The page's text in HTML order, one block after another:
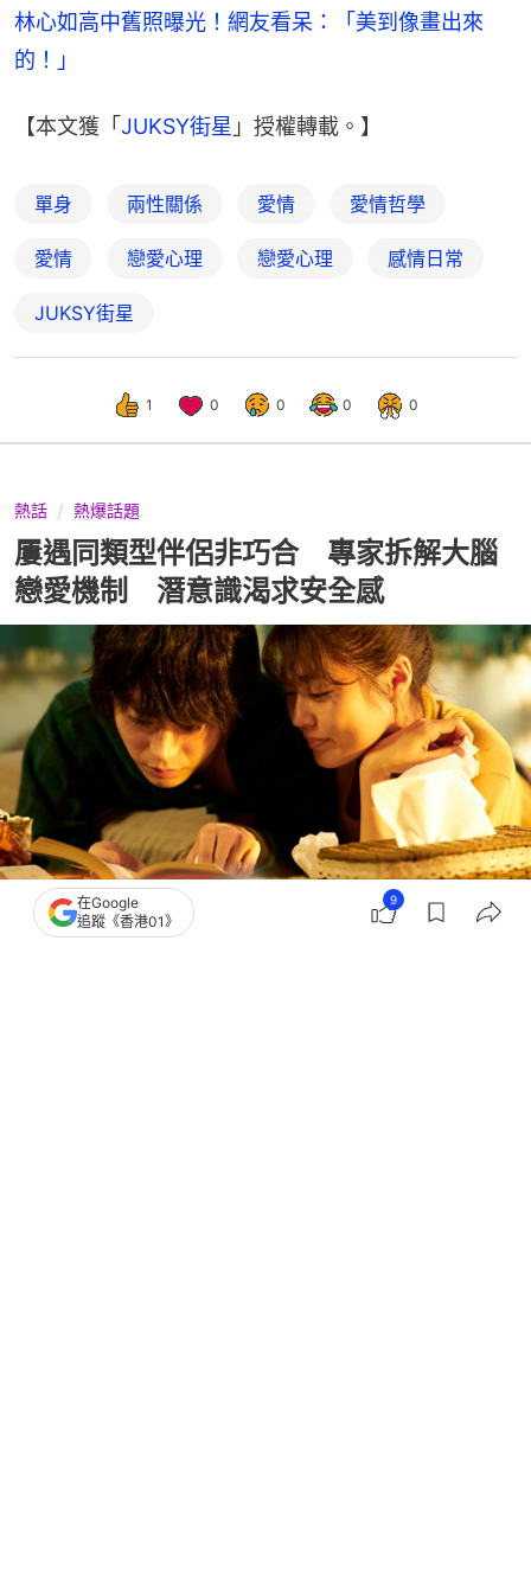
林心如高中舊照曝光！網友看呆：「美到像畫出來
的！」
【本文獲「 JUKSY街星 」授權轉載。】
單身 兩性關係 愛情 愛情哲學
愛情 戀愛心理 戀愛心理 感情日常
JUKSY街星
1 0 0 0 0
熱話 熱爆話題
屢遇同類型伴侶非巧合 專家拆解大腦
戀愛機制 潛意識渴求安全感
撰文：聯合新聞網
在Google
追蹤《香港01》
9